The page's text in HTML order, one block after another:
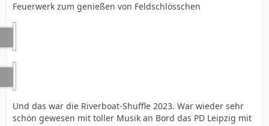
Feuerwerk zum genießen von Feldschlösschen
Und das war die Riverboat-Shuffle 2023. War wieder sehr
schön gewesen mit toller Musik an Bord das PD Leipzig mit